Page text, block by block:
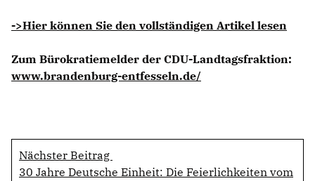
->Hier können Sie den vollständigen Artikel lesen
Zum Bürokratiemelder der CDU-Landtagsfraktion:
www.brandenburg-entfesseln.de/
Nächster Beitrag
30 Jahre Deutsche Einheit: Die Feierlichkeiten vom